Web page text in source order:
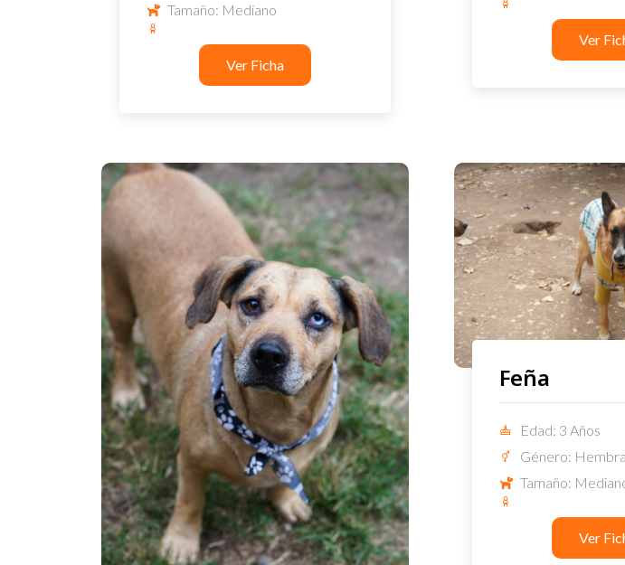
Tamaño: Mediano
Ver Ficha
Ver
Feña
Edad: 3 Años
Género: Hembra
Tamaño:
Ver